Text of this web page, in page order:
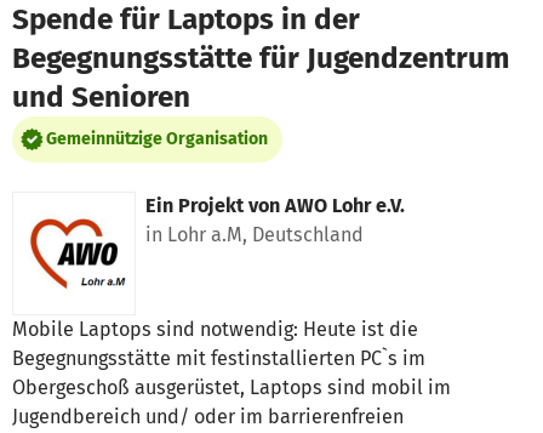
Spende für Laptops in der
Begegnungsstätte für Jugendzentrum
und Senioren
Gemeinnützige Organisation
Ein Projekt von AWO Lohr e.V.
in Lohr a.M, Deutschland
Mobile Laptops sind notwendig: Heute ist die
Begegnungsstätte mit festinstallierten PC`s im
Obergeschoß ausgerüstet, Laptops sind mobil im
Jugendbereich und/ oder im barrierenfreien